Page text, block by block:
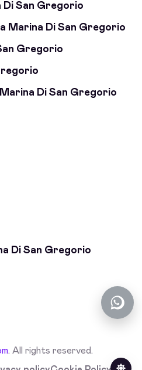
Di San Gregorio
Marina Di San Gregorio
Gregorio
Di San Gregorio
Di San Gregorio
. All rights reserved.